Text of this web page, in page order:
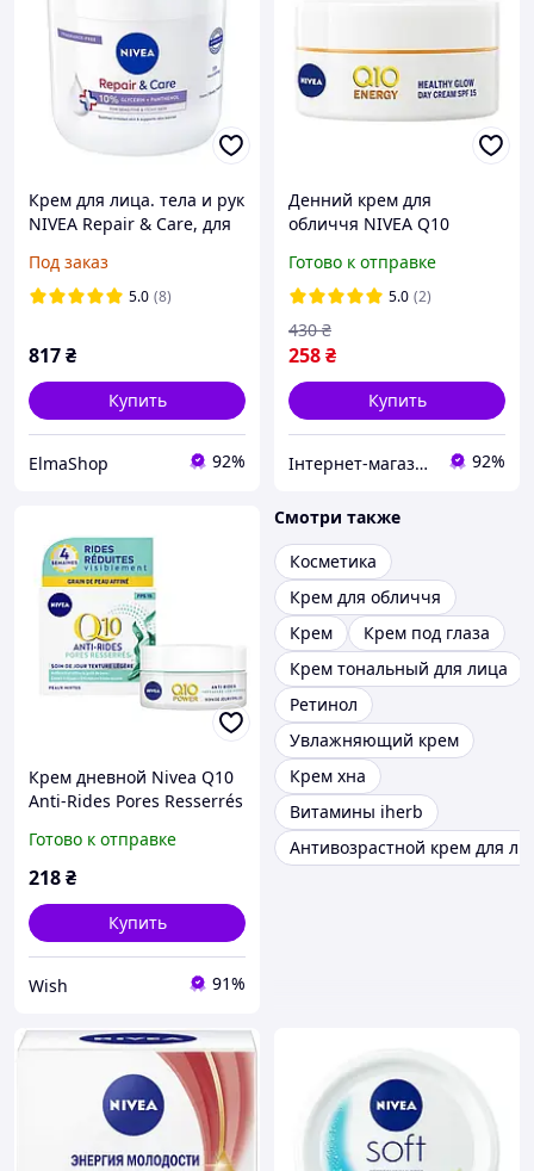
Крем для лица. тела и рук
NIVEA Repair & Care, для
раздраженной кожи, 400
мл
Под заказ
5.0 (8)
817₴
Купить
ElmaShop 92%
Денний крем для
обличчя NIVEA Q10
сяяння, 50 мл
Готово к отправке
5.0 (2)
258₴
430 ₴
Купить
Інтернет-магазин "Економія" 92%
Крем дневной Nivea Q10
Anti-Rides Pores Resserrés
для комбинированной
кожи лица 50 мл
Готово к отправке
218₴
Купить
Wish 91%
Смотри также
Косметика
Крем для обличчя
Крем
Крем под глаза
Крем тональный для лица
Ретинол
Увлажняющий крем
Крем хна
Витамины iherb
Антивозрастной крем для